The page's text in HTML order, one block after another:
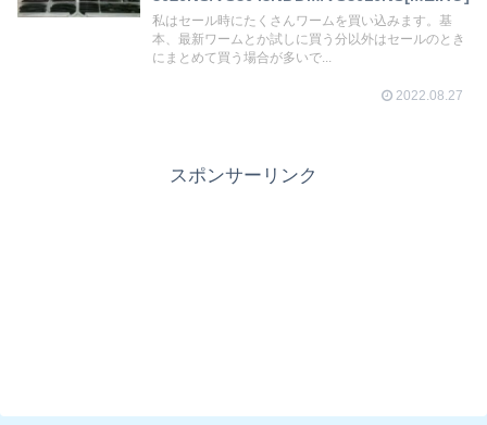
私はセール時にたくさんワームを買い込みます。基
本、最新ワームとか試しに買う分以外はセールのとき
にまとめて買う場合が多いで...
2022.08.27
スポンサーリンク